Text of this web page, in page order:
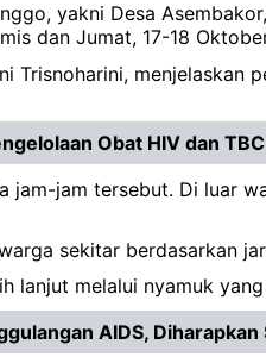
yakni Desa
dan Jumat, 17-18
Trisnoharini,
Obat HIV dan
jam-jam tersebut. Di luar
sekitar berdasarkan
lanjut melalui nyamuk
AIDS,